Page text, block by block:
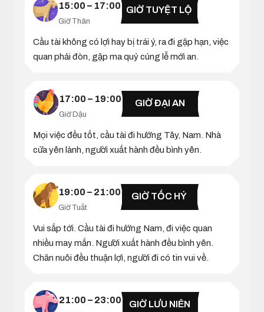
15:00 – 17:00
Giờ Thân
GIỜ TUYỆT LỘ
Cầu tài không có lợi hay bị trái ý, ra đi gặp hạn, việc
quan phải đòn, gặp ma quỷ cúng lễ mới an.
17:00 – 19:00
Giờ Dậu
GIỜ ĐẠI AN
Mọi việc đều tốt, cầu tài đi hướng Tây, Nam. Nhà
cửa yên lành, người xuất hành đều bình yên.
19:00 – 21:00
Giờ Tuất
GIỜ TỐC HỶ
Vui sắp tới. Cầu tài đi hướng Nam, đi việc quan
nhiều may mắn. Người xuất hành đều bình yên.
Chăn nuôi đều thuận lợi, người đi có tin vui về.
21:00 – 23:00 GIỜ LƯU NIÊN